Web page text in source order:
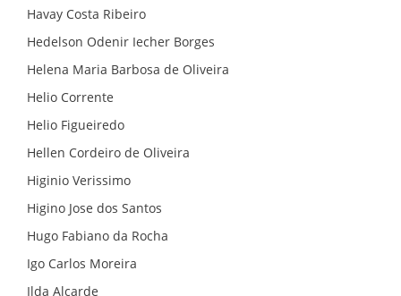
Havay Costa Ribeiro
Hedelson Odenir Iecher Borges
Helena Maria Barbosa de Oliveira
Helio Corrente
Helio Figueiredo
Hellen Cordeiro de Oliveira
Higinio Verissimo
Higino Jose dos Santos
Hugo Fabiano da Rocha
Igo Carlos Moreira
Ilda Alcarde